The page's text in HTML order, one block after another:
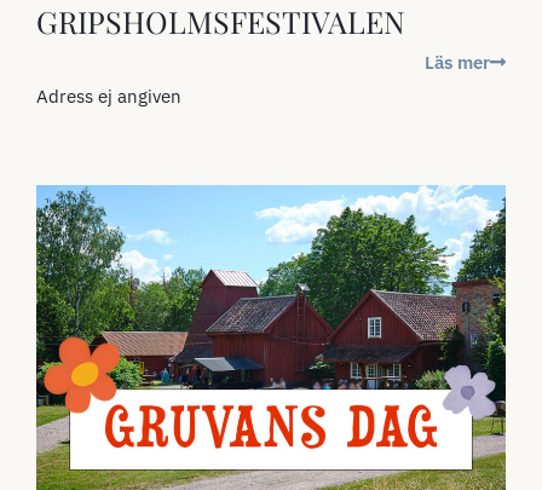
GRIPSHOLMSFESTIVALEN
Läs mer
Adress ej angiven